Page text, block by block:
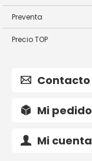
Preventa
Precio TOP
Contacto
Mi pedido
Mi cuenta